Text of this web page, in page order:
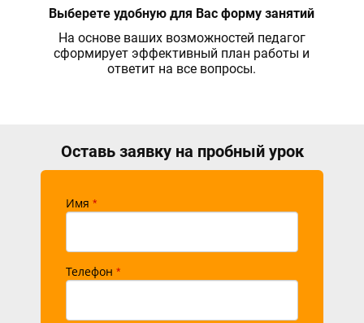
Выберете удобную для Вас форму занятий
На основе ваших возможностей педагог
сформирует эффективный план работы и
ответит на все вопросы.
Оставь заявку на пробный урок
Имя *
Телефон *